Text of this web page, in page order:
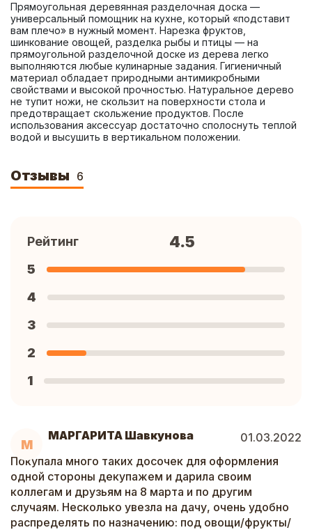
Прямоугольная деревянная разделочная доска —
универсальный помощник на кухне, который «подставит
вам плечо» в нужный момент. Нарезка фруктов,
шинкование овощей, разделка рыбы и птицы — на
прямоугольной разделочной доске из дерева легко
выполняются любые кулинарные задания. Гигиеничный
материал обладает природными антимикробными
свойствами и высокой прочностью. Натуральное дерево
не тупит ножи, не скользит на поверхности стола и
предотвращает скольжение продуктов. После
использования аксессуар достаточно сполоснуть теплой
водой и высушить в вертикальном положении.
Отзывы 6
М
МАРГАРИТА Шавкунова
01.03.2022
Покупала много таких досочек для оформления
одной стороны декупажем и дарила своим
коллегам и друзьям на 8 марта и по другим
случаям. Несколько увезла на дачу, очень удобно
распределять по назначению: под овощи/фрукты/
Рейтинг 4.5
5
4
3
2
1